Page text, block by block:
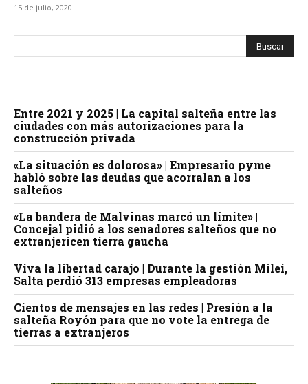
15 de julio, 2020
Entre 2021 y 2025 | La capital salteña entre las
ciudades con más autorizaciones para la
construcción privada
«La situación es dolorosa» | Empresario pyme
habló sobre las deudas que acorralan a los
salteños
«La bandera de Malvinas marcó un límite» |
Concejal pidió a los senadores salteños que no
extranjericen tierra gaucha
Viva la libertad carajo | Durante la gestión Milei,
Salta perdió 313 empresas empleadoras
Cientos de mensajes en las redes | Presión a la
salteña Royón para que no vote la entrega de
tierras a extranjeros